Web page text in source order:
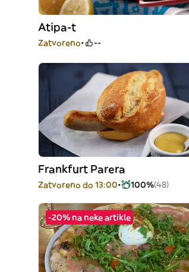
Atipa-t
Zatvoreno --
Frankfurt Parera
Zatvoreno do 13:00 100%(48)
-20% na neke artikle